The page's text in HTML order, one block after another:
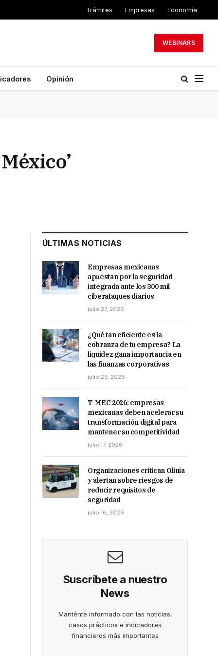
Trámites Empresas Economía
WEBINARS
Opinión
ÚLTIMAS NOTICIAS
Empresas mexicanas
apuestan por la seguridad
integrada ante los 300 mil
ciberataques diarios
julio 27, 2026
¿Qué tan eficiente es la
cobranza de tu empresa? La
liquidez gana importancia en
las finanzas corporativas
julio 23, 2026
T-MEC 2026: empresas
mexicanas deben acelerar su
transformación digital para
mantener su competitividad
julio 17, 2026
Organizaciones critican Olinia
y alertan sobre riesgos de
reducir requisitos de
seguridad
julio 16, 2026
Suscríbete a nuestro
News
Manténte informado con las noticias,
casos prácticos e indicadores
financieros más importantes